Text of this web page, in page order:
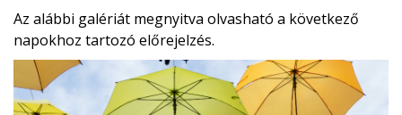
Az alábbi galériát megnyitva olvasható a következő
napokhoz tartozó előrejelzés.